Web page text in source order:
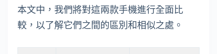
本文中，我們將對這兩款手機進行全面比
較，以了解它們之間的區別和相似之處。